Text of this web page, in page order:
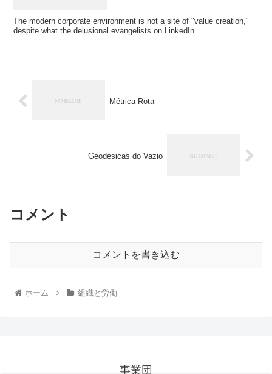
The modern corporate environment is not a site of "value creation,"
despite what the delusional evangelists on LinkedIn ...
Métrica Rota
Geodésicas do Vazio
コメント
コメントを書き込む
ホーム 組織と労働
事業団